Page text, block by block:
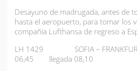
Desayuno de madrugada, antes de
hasta el aeropuerto, para tomar los
compañía Lufthansa de regreso a
LH 1429 SOFIA –
06,45 llegada 08,10